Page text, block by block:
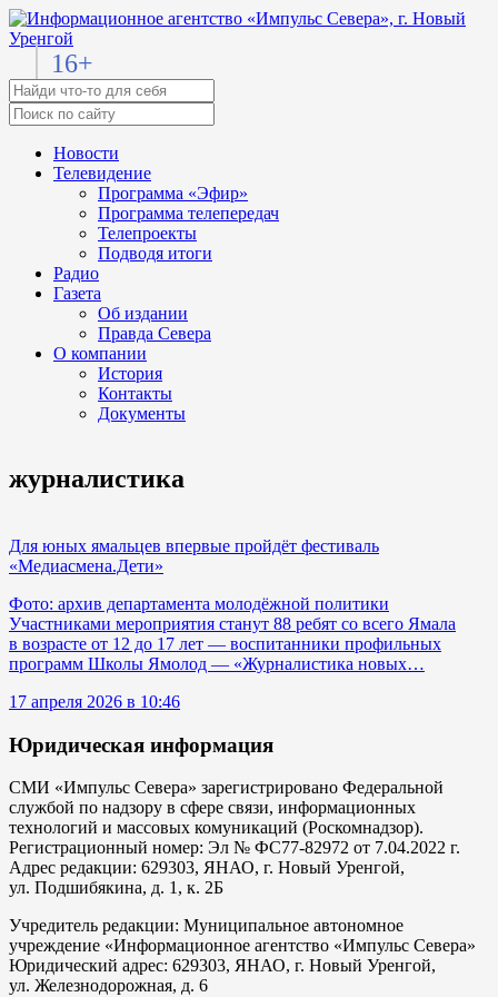
16+
Новости
Телевидение
Программа «Эфир»
Программа телепередач
Телепроекты
Подводя итоги
Радио
Газета
Об издании
Правда Севера
О компании
История
Контакты
Документы
журналистика
Для юных ямальцев впервые пройдёт фестиваль
«Медиасмена.Дети»
Фото: архив департамента молодёжной политики
Участниками мероприятия станут 88 ребят со всего Ямала
в возрасте от 12 до 17 лет — воспитанники профильных
программ Школы Ямолод — «Журналистика новых…
17 апреля 2026 в 10:46
Юридическая информация
СМИ «Импульс Севера» зарегистрировано Федеральной
службой по надзору в сфере связи, информационных
технологий и массовых комуникаций (Роскомнадзор).
Регистрационный номер: Эл № ФС77-82972 от 7.04.2022 г.
Адрес редакции: 629303, ЯНАО, г. Новый Уренгой,
ул. Подшибякина, д. 1, к. 2Б
Учредитель редакции: Муниципальное автономное
учреждение «Информационное агентство «Импульс Севера»
Юридический адрес: 629303, ЯНАО, г. Новый Уренгой,
ул. Железнодорожная, д. 6